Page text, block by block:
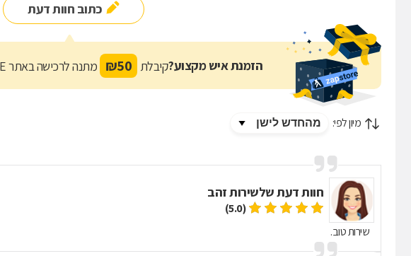
כתוב חוות דעת
הזמנת איש מקצוע?קיבלת 50
₪ מתנה לרכישה באתר ZAPSTORE
מיון לפי:
חוות דעת שלשירות זהב
(5.0)
שירות טוב.